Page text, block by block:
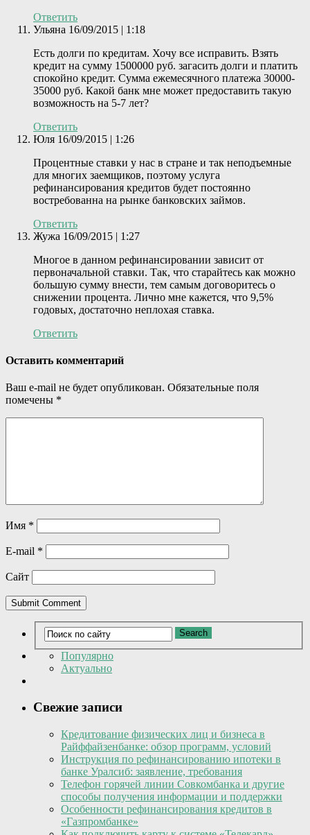
Ответить
Ульяна 16/09/2015 | 1:18
Есть долги по кредитам. Хочу все исправить. Взять
кредит на сумму 1500000 руб. загасить долги и платить
спокойно кредит. Сумма ежемесячного платежа 30000-
35000 руб. Какой банк мне может предоставить такую
возможность на 5-7 лет?
Ответить
Юля 16/09/2015 | 1:26
Процентные ставки у нас в стране и так неподъемные
для многих заемщиков, поэтому услуга
рефинансирования кредитов будет постоянно
востребованна на рынке банковских займов.
Ответить
Жужа 16/09/2015 | 1:27
Многое в данном рефинансировании зависит от
первоначальной ставки. Так, что старайтесь как можно
большую сумму внести, тем самым договоритесь о
снижении процента. Лично мне кажется, что 9,5%
годовых, достаточно неплохая ставка.
Ответить
Оставить комментарий
Ваш e-mail не будет опубликован. Обязательные поля
помечены *
Имя *
E-mail *
Сайт
Популярно
Актуально
Свежие записи
Кредитование физических лиц и бизнеса в
Райффайзенбанке: обзор программ, условий
Инструкция по рефинансированию ипотеки в
банке Уралсиб: заявление, требования
Телефон горячей линии Совкомбанка и другие
способы получения информации и поддержки
Особенности рефинансирования кредитов в
«Газпромбанке»